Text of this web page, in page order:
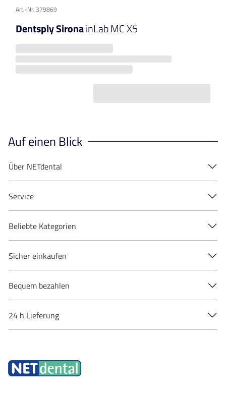
Art.-Nr. 379869
Dentsply SironainLab MC X5
Auf einen Blick
Über NETdental
Service
Beliebte Kategorien
Sicher einkaufen
Bequem bezahlen
24 h Lieferung